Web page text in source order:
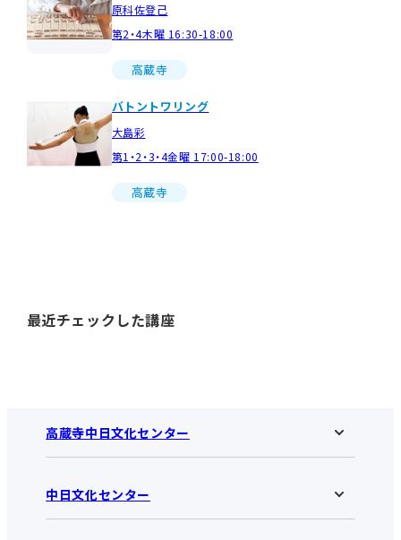
原科佐登己
第2・4木曜 16:30-18:00
高蔵寺
バトントワリング
大島彩
第1・2・3・4金曜 17:00-18:00
高蔵寺
最近チェックした講座
高蔵寺中日文化センター
高蔵寺中日文化センターHOME
お知らせ
中日文化センター